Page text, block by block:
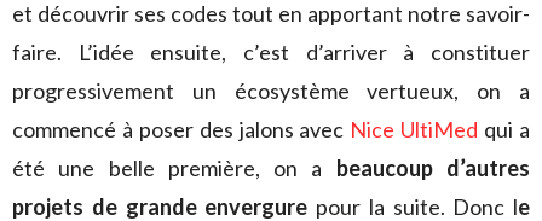
et découvrir ses codes tout en apportant notre savoir-
faire. L’idée ensuite, c’est d’arriver à constituer
progressivement un écosystème vertueux, on a
commencé à poser des jalons avec Nice UltiMed qui a
été une belle première, on a beaucoup d’autres
projets de grande envergure pour la suite. Donc le